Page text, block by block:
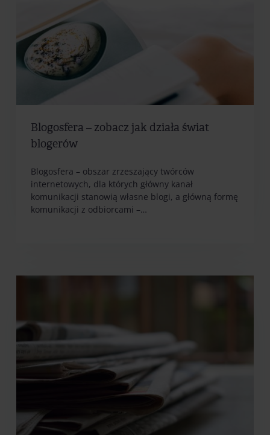
Blogosfera – zobacz jak działa świat
blogerów
Blogosfera – obszar zrzeszający twórców
internetowych, dla których główny kanał
komunikacji stanowią własne blogi, a główną formę
komunikacji z odbiorcami –…